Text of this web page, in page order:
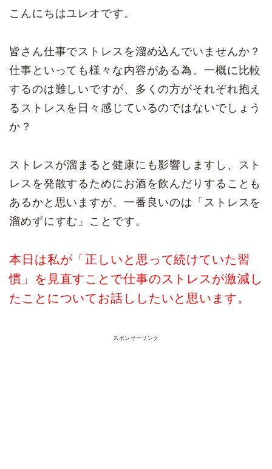
こんにちはユレオです。
皆さん仕事でストレスを溜め込んでいませんか？
仕事といっても様々な内容がある為、一概に比較
するのは難しいですが、多くの方がそれぞれ抱え
るストレスを日々感じているのではないでしょう
か？
ストレスが溜まると健康にも影響しますし、スト
レスを発散するためにお酒を飲んだりすることも
あるかと思いますが、一番良いのは「ストレスを
溜めずにすむ」ことです。
本日は私が「正しいと思って続けていた習
慣」を見直すことで仕事のストレスが激減し
たことについてお話ししたいと思います。
スポンサーリンク